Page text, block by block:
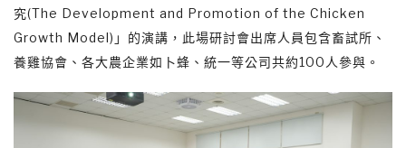
究(The Development and Promotion of the Chicken
Growth Model)」的演講，此場研討會出席人員包含畜試所、
養雞協會、各大農企業如卜蜂、統一等公司共約100人參與。